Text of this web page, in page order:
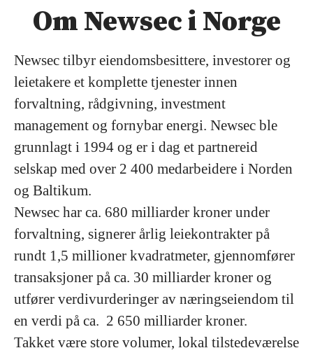
Om Newsec i Norge
Newsec tilbyr eiendomsbesittere, investorer og
leietakere et komplette tjenester innen
forvaltning, rådgivning, investment
management og fornybar energi. Newsec ble
grunnlagt i 1994 og er i dag et partnereid
selskap med over 2 400 medarbeidere i Norden
og Baltikum.
Newsec har ca. 680 milliarder kroner under
forvaltning, signerer årlig leiekontrakter på
rundt 1,5 millioner kvadratmeter, gjennomfører
transaksjoner på ca. 30 milliarder kroner og
utfører verdivurderinger av næringseiendom til
en verdi på ca. 2 650 milliarder kroner.
Takket være store volumer, lokal tilstedeværelse